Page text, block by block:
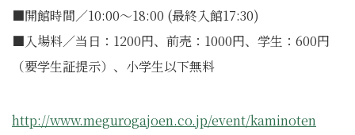
■開館時間／10:00～18:00 (最終入館17:30)
■入場料／当日：1200円、前売：1000円、学生：600円
（要学生証提示）、小学生以下無料
http://www.megurogajoen.co.jp/event/kaminoten